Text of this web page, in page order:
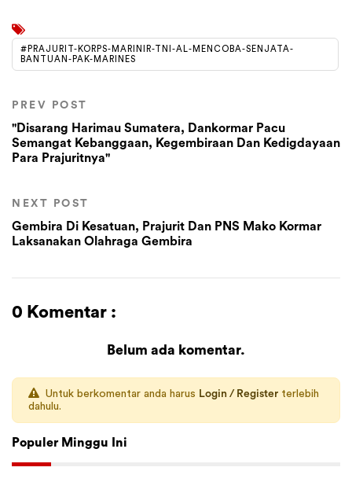
#PRAJURIT-KORPS-MARINIR-TNI-AL-MENCOBA-SENJATA-
BANTUAN-PAK-MARINES
PREV POST
"Disarang Harimau Sumatera, Dankormar Pacu
Semangat Kebanggaan, Kegembiraan Dan Kedigdayaan
Para Prajuritnya"
NEXT POST
Gembira Di Kesatuan, Prajurit Dan PNS Mako Kormar
Laksanakan Olahraga Gembira
0 Komentar :
Belum ada komentar.
Untuk berkomentar anda harus Login / Register terlebih
dahulu.
Populer Minggu Ini